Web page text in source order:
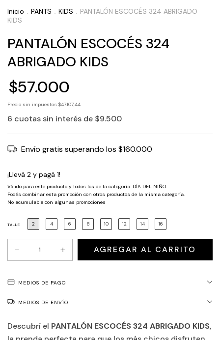
Inicio . PANTS . KIDS . PANTALÓN ESCOCÉS 324 ABRIGADO
KIDS
PANTALÓN ESCOCÉS 324
ABRIGADO KIDS
$57.000
6 cuotas sin interés de $9.500
Precio sin impuestos $47.107,44
Envío gratis superando los $160.000
¡Llevá 2 y pagá 1!
Válido para este producto y todos los de la categoría: DÍA DEL NIÑO.
Podés combinar esta promoción con otros productos de la misma categoría.
No acumulable con algunas promociones
TALLE 2 4 6 8 10 12 14 16
MEDIOS DE PAGO
MEDIOS DE ENVÍO
Descubrí el PANTALÓN ESCOCÉS 324 ABRIGADO KIDS,